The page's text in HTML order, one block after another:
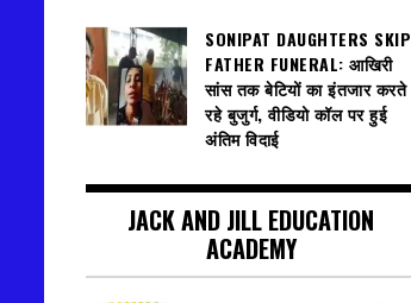
SONIPAT DAUGHTERS SKIP
FATHER FUNERAL: आखिरी
सांस तक बेटियों का इंतजार करते
रहे बुजुर्ग, वीडियो कॉल पर हुई
अंतिम विदाई
JACK AND JILL EDUCATION
ACADEMY